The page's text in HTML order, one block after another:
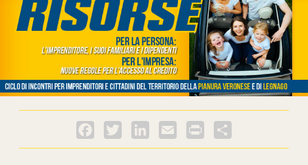
Facebook
Twitter LinkedInEmail PrintFriendly